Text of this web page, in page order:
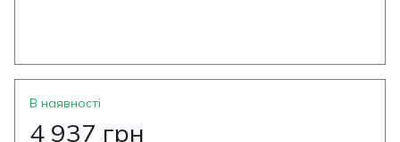
В наявності
4 937 грн